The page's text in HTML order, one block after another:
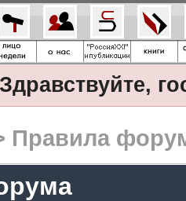
Здравствуйте,
Правила